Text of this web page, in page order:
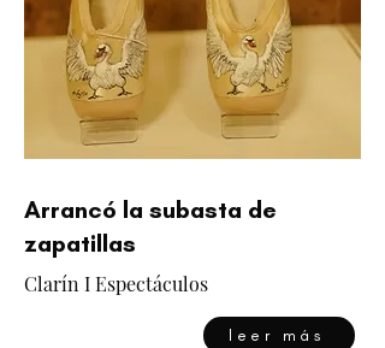
Arrancó la subasta de
zapatillas
Clarín I Espectáculos
leer más